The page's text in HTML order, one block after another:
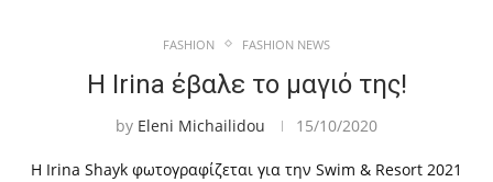
FASHION FASHION NEWS
Η Irina έβαλε το μαγιό της!
by Eleni Michailidou 15/10/2020
Η Irina Shayk φωτογραφίζεται για την Swim & Resort 2021